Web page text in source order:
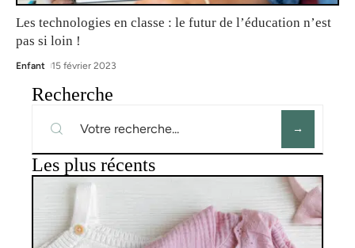
Les technologies en classe : le futur de l’éducation n’est
pas si loin !
Enfant 15 février 2023
Recherche
Les plus récents